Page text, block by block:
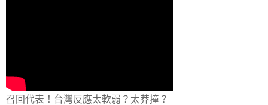
召回代表！台灣反應太軟弱？太莽撞？